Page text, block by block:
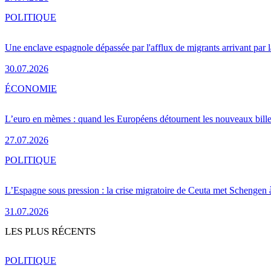
Une enclave espagnole dépassée par l'afflux de migrants arrivant par
30.07.2026
POLITIQUE
L’euro en mèmes : quand les Européens détournent les nouveaux
27.07.2026
ÉCONOMIE
L’Espagne sous pression : la crise migratoire de Ceuta met Schengen
31.07.2026
POLITIQUE
LES PLUS RÉCENTS
POLITIQUE